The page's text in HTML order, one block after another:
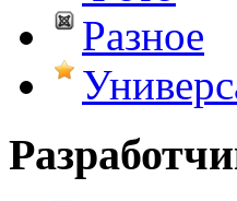
Разное